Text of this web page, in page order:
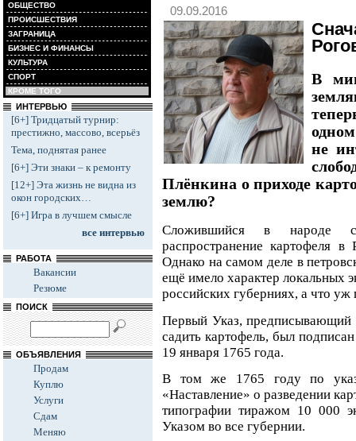
ОБЩЕСТВО
ПРОИСШЕСТВИЯ
ЗАГРАНИЦА
БИЗНЕС И ФИНАНСЫ
КУЛЬТУРА
СПОРТ
КРОМЕ ТОГО
ИНТЕРВЬЮ
[6+] Тридцатый турнир:
престижно, массово, всерьёз
Тема, поднятая ранее
[6+] Эти знаки – к ремонту
[12+] Эта жизнь не видна из
окон городских…
[6+] Игра в лучшем смысле
все интервью
РАБОТА
Вакансии
Резюме
ПОИСК
ОБЪЯВЛЕНИЯ
Продам
Куплю
Услуги
Сдам
Меняю
09.09.2016
В
не
Плёнкина о приходе
землю?
Сложившийся в народе
распространение картофеля
Однако на самом деле в
ещё имело характер локальных
российских губерниях, а что уж
Первый Указ, предписывающий
садить картофель, был
19 января 1765 года.
В том же 1765 году по
«Наставление» о разведении
типографии тиражом 10 000
Указом во все губернии.